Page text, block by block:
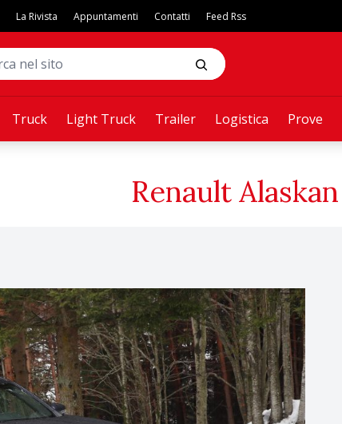
Truck Light Truck Trailer Logistica Prove
La Rivista Appuntamenti Contatti Feed Rss
Renault Alaskan